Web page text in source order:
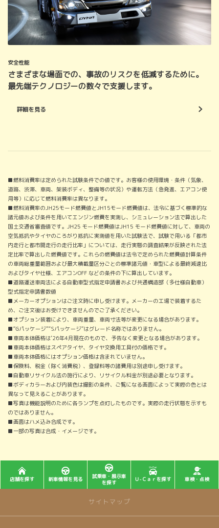
安全性能
さまざまな場面での、事故のリスクを低減するために。
最先端テクノロジーの数々で支援します。
詳細を見る
■燃料消費率は定められた試験条件での値です。お客様の使用環境・条件（気象、
道路、渋滞、車両、架装ボディ、整備等の状況）や運転方法（急発進、エアコン使
用等）に応じて燃料消費率は異なります。
■燃料消費率のJH25モード燃費値とJH15モード燃費値は、法令に基づく標準的な
諸元値および条件を用いてエンジン燃費を実測し、シミュレーション法で算出した
国土交通省審査値です。JH25 モード燃費値はJH15 モード燃費値に対して、車両の
空気抵抗やタイヤのころがり抵抗に実測値を用いた試験法で、試験で用いる「都市
内走行と都市間走行の走行比率」については、走行実態の調査結果が反映された法
定比率で算出した燃費値です。これらの燃費値は法令で定められた燃費値計算条件
の車両総重量範囲および最大積載量区分ごとの標準諸元値・車型による最終減速比
およびタイヤ仕様、エアコンOFF などの条件の下に算出しています。
■道路運送車両法による自動車型式指定申請書および共通構造部（多仕様自動車）
型式指定申請書数値
■メーカーオプションはご注文時に申し受けます。メーカーの工場で装着するた
め、ご注文後はお受けできませんのでご了承ください。
■オプション装着により、車両重量、車両寸法等が変更になる場合があります。
■“Gパッケージ”“Sパッケージ”はグレード名称ではありません。
■車両本体価格は'26年4月現在のもので、予告なく変更となる場合があります。
■車両本体価格はスペアタイヤ、タイヤ交換用工具付の価格です。
■車両本体価格にはオプション価格は含まれていません。
■保険料、税金（除く消費税）、登録料等の諸費用は別途申し受けます。
■自動車リサイクル法の施行により、リサイクル料金が別途必要となります。
■ボディカラーおよび内装色は撮影の条件、ご覧になる画面によって実際の色とは
異なって見えることがあります。
■写真は機能説明のために各ランプを点灯したものです。実際の走行状態を示すも
のではありません。
■画面はハメ込み合成です。
■一部の写真は合成・イメージです。
店舗を探す 新車情報を見る
試乗車・展示車
を探す
Ｕ-Ｃａｒを探す 車検・点検
サイトマップ